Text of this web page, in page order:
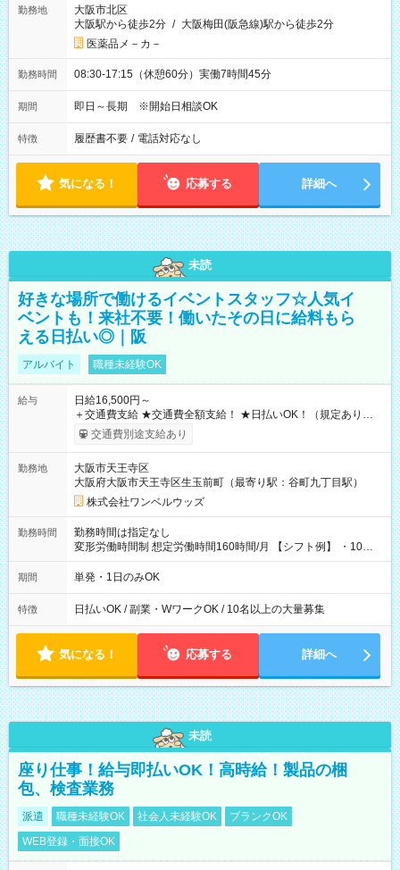
勤務地
大阪市北区
大阪駅から徒歩2分 / 大阪梅田(阪急線)駅から徒歩2分
医薬品メ－カ－
勤務時間 08:30-17:15（休憩60分）実働7時間45分
期間 即日～長期 ※開始日相談OK
特徴 履歴書不要 / 電話対応なし
気になる！ 応募する 詳細へ
未読
好きな場所で働けるイベントスタッフ☆人気イ
ベントも！来社不要！働いたその日に給料もら
える日払い◎｜阪
アルバイト 職種未経験OK
給与
日給16,500円～
＋交通費支給 ★交通費全額支給！ ★日払いOK！（規定あり） ┗
働いたその日に現金GET♪ お仕事後はコンビニATMから 日払
交通費別途支給あり
勤務地
大阪市天王寺区
大阪府大阪市天王寺区生玉前町（最寄り駅：谷町九丁目駅）
株式会社ワンベルウッズ
勤務時間
勤務時間は指定なし
変形労働時間制 想定労働時間160時間/月 【シフト例】 ・10：
00～20：00
期間 単発・1日のみOK
特徴 日払いOK / 副業・WワークOK / 10名以上の大量募集
気になる！ 応募する 詳細へ
未読
座り仕事！給与即払いOK！高時給！製品の梱
包、検査業務
派遣 職種未経験OK 社会人未経験OK
ブランクOK
WEB登録・面接OK